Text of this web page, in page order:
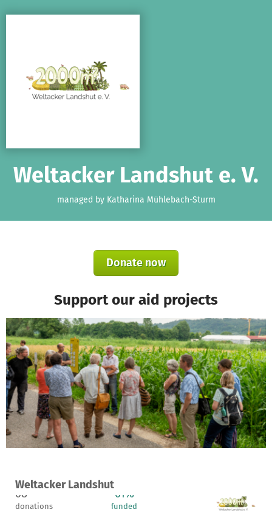
Weltacker Landshut e. V.
managed by Katharina Mühlebach-Sturm
Donate now
Support our aid projects
Weltacker Landshut
A project in LandshutLandshut, Germany
68
donations
61%
funded
€4,625
still needed